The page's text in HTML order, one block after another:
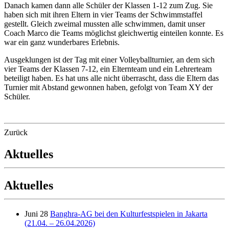
Danach kamen dann alle Schüler der Klassen 1-12 zum Zug. Sie
haben sich mit ihren Eltern in vier Teams der Schwimmstaffel
gestellt. Gleich zweimal mussten alle schwimmen, damit unser
Coach Marco die Teams möglichst gleichwertig einteilen konnte. Es
war ein ganz wunderbares Erlebnis.
Ausgeklungen ist der Tag mit einer Volleyballturnier, an dem sich
vier Teams der Klassen 7-12, ein Elternteam und ein Lehrerteam
beteiligt haben. Es hat uns alle nicht überrascht, dass die Eltern das
Turnier mit Abstand gewonnen haben, gefolgt von Team XY der
Schüler.
Zurück
Aktuelles
Aktuelles
Juni 28 Banghra-AG bei den Kulturfestspielen in Jakarta
(21.04. – 26.04.2026)